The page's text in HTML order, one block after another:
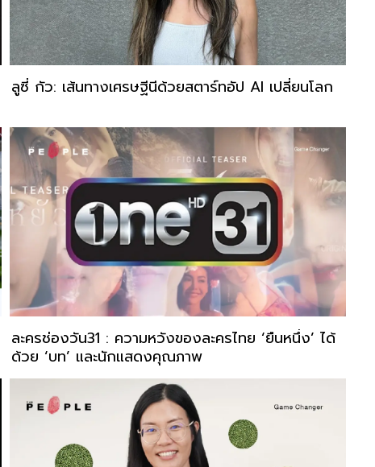
ลูซี่ กัว: เส้นทางเศรษฐีนีด้วยสตาร์ทอัป AI เปลี่ยนโลก
ละครช่องวัน31 : ความหวังของละครไทย ‘ยืนหนึ่ง’ ได้
ด้วย ‘บท’ และนักแสดงคุณภาพ